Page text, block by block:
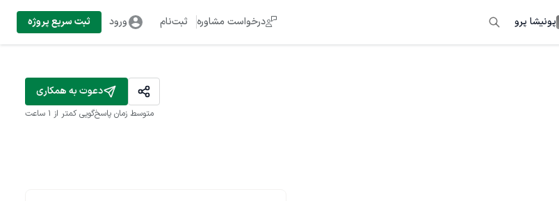
پونیشا پرو درخواست مشاوره ثبت‌نام ورود ثبت سریع پروژه
دعوت به همکاری
متوسط زمان پاسخ‌گویی کمتر از 1 ساعت